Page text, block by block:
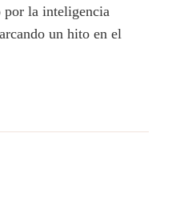
por la inteligencia
un hito en el